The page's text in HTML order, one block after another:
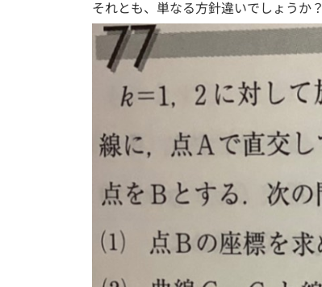
それとも、単なる方針違いでしょうか？